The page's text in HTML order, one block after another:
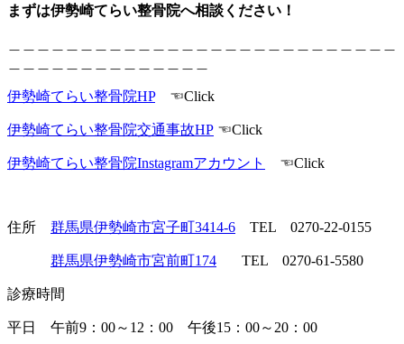
まずは伊勢崎てらい整骨院へ相談ください！
伊勢崎てらい整骨院HP☜Click
伊勢崎てらい整骨院交通事故HP ☜Click
伊勢崎てらい整骨院Instagramアカウント ☜Click
住所 群馬県伊勢崎市宮子町3414-6 TEL 0270-22-0155
群馬県伊勢崎市宮前町174 TEL 0270-61-5580
診療時間
平日 午前9：00～12：00 午後15：00～20：00